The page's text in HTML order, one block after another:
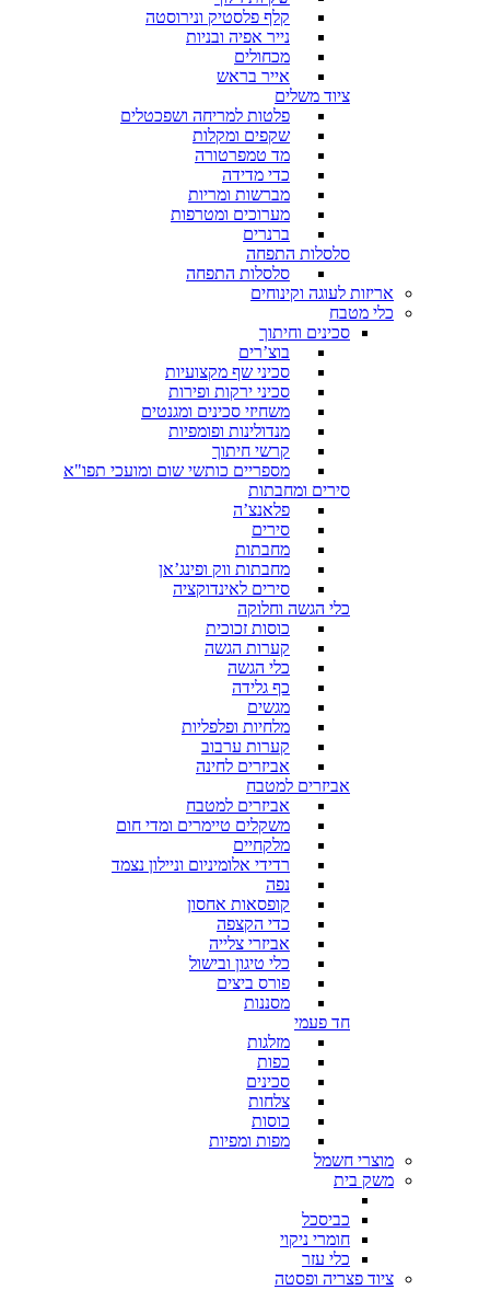
קלף פלסטיק ונירוסטה
נייר אפיה ובניות
מכחולים
אייר בראש
ציוד משלים
פלטות למריחה ושפכטלים
שקפים ומקלות
מד טמפרטורה
כדי מדידה
מברשות ומריות
מערוכים ומטרפות
ברנרים
סלסלות התפחה
סלסלות התפחה
אריזות לעוגה וקינוחים
כלי מטבח
סכינים וחיתוך
בוצ’רים
סכיני שף מקצועיות
סכיני ירקות ופירות
משחיזי סכינים ומגנטים
מנדולינות ופומפיות
קרשי חיתוך
מספריים כותשי שום ומועכי תפו"א
סירים ומחבתות
פלאנצ’ה
סירים
מחבתות
מחבתות ווק ופינג’אן
סירים לאינדוקציה
כלי הגשה וחלוקה
כוסות זכוכית
קערות הגשה
כלי הגשה
כף גלידה
מגשים
מלחיות ופלפליות
קערות ערבוב
אביזרים לחינה
אביזרים למטבח
אביזרים למטבח
משקלים טיימרים ומדי חום
מלקחיים
רדידי אלומיניום וניילון נצמד
נפה
קופסאות אחסון
כדי הקצפה
אביזרי צלייה
כלי טיגון ובישול
פורס ביצים
מסננות
חד פעמי
מזלגות
כפות
סכינים
צלחות
כוסות
מפות ומפיות
מוצרי חשמל
משק בית
כביסכל
חומרי ניקוי
כלי עזר
ציוד פצריה ופסטה